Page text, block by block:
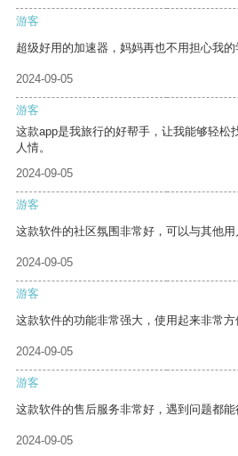
游客
超级好用的加速器，妈妈再也不用担心我的
2024-09-05
游客
这款app是我旅行的好帮手，让我能够轻松
人情。
2024-09-05
游客
这款软件的社区氛围非常好，可以与其他用
2024-09-05
游客
这款软件的功能非常强大，使用起来非常方
2024-09-05
游客
这款软件的售后服务非常好，遇到问题都能
2024-09-05